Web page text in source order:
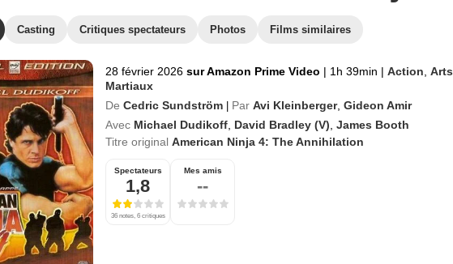
Casting Critiques spectateurs Photos Films similaires
28 février 2026 sur Amazon Prime Video | 1h 39min | Action Arts
Martiaux
De Cedric Sundström Par Avi Kleinberger, Gideon Amir
Avec Michael Dudikoff David Bradley (V) James Booth
Titre original American Ninja 4: The Annihilation
Spectateurs
1,8
36 notes, 6 critiques
Mes amis
--